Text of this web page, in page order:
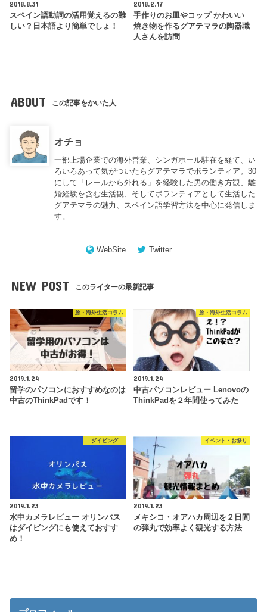
2018.8.31
スペイン語動詞の活用覚えるの難
しい？日本語より簡単でしょ！
2018.2.17
手作りのお皿やコップ かわいい
焼き物を作るグアテマラの陶器職
人さんを訪問
ABOUT この記事をかいた人
オチョ
一部上場企業での海外営業、シンガポール駐在を経て、い
ろいろあって気がついたらグアテマラでボランティア。30
にして「レールから外れる」を経験した男の働き方観、離
婚経験を含む生活観、そしてボランティアとして生活した
グアテマラの魅力、スペイン語学習方法を中心に発信しま
す。
WebSite Twitter
NEW POST このライターの最新記事
旅・海外生活コラム
2019.1.24
留学のパソコンにおすすめなのは
中古のThinkPadです！
旅・海外生活コラム
2019.1.24
中古パソコンレビュー Lenovoの
ThinkPadを２年間使ってみた
ダイビング
2019.1.23
水中カメラレビュー オリンパス
はダイビングにも使えておすす
め！
イベント・お祭り
2019.1.23
メキシコ・オアハカ周辺を２日間
の弾丸で効率よく観光する方法